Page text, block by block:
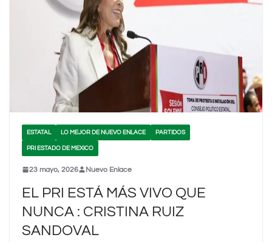
ESTATAL LO MEJOR DE NUEVO ENLACE PARTIDOS
PRI ESTADO DE MEXICO
23 mayo, 2026 Nuevo Enlace
EL PRI ESTÁ MÁS VIVO QUE
NUNCA : CRISTINA RUIZ
SANDOVAL